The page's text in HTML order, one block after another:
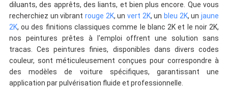
diluants, des apprêts, des liants, et bien plus encore. Que vous
recherchiez un vibrant rouge 2K, un vert 2K, un bleu 2K, un jaune
2K, ou des finitions classiques comme le blanc 2K et le noir 2K,
nos peintures prêtes à l'emploi offrent une solution sans
tracas. Ces peintures finies, disponibles dans divers codes
couleur, sont méticuleusement conçues pour correspondre à
des modèles de voiture spécifiques, garantissant une
application par pulvérisation fluide et professionnelle.